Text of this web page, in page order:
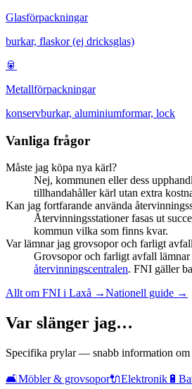
Glasförpackningar
burkar, flaskor (ej dricksglas)
🥫
Metallförpackningar
konservburkar, aluminiumformar, lock
Vanliga frågor
Måste jag köpa nya kärl?
Nej, kommunen eller dess
tillhandahåller kärl utan extra
Kan jag fortfarande använda
Återvinningsstationer fasas ut
kommun vilka som finns kvar.
Var lämnar jag grovsopor och farligt
Grovsopor och farligt avfall lämnar
återvinningscentralen. FNI gäller
Allt om FNI i Laxå →Nationell guide →
Var slänger jag…
Specifika prylar — snabb information om
🛋️Möbler & grovsopor🔌Elektronik 🔋